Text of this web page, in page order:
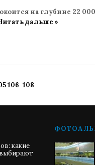
на глубине 22
дальше »
106-108
какие